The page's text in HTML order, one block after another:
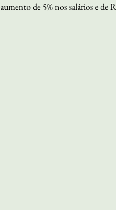
aumento de 5% nos salários e de